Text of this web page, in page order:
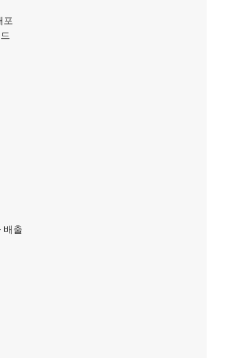
포
배출